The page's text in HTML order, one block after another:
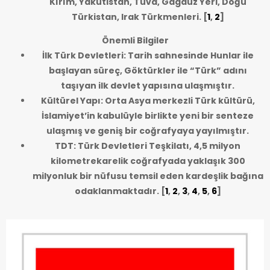
Türkistan, Irak Türkmenleri.[1, 2]
Önemli Bilgiler
İlk Türk Devletleri: Tarih sahnesinde Hunlar ile
başlayan süreç, Göktürkler ile “Türk” adını
taşıyan ilk devlet yapısına ulaşmıştır.
Kültürel Yapı: Orta Asya merkezli Türk kültürü,
İslamiyet’in kabulüyle birlikte yeni bir senteze
ulaşmış ve geniş bir coğrafyaya yayılmıştır.
TDT: Türk Devletleri Teşkilatı, 4,5 milyon
kilometrekarelik coğrafyada yaklaşık 300
milyonluk bir nüfusu temsil eden kardeşlik bağına
odaklanmaktadır.[1, 2, 3, 4, 5, 6]